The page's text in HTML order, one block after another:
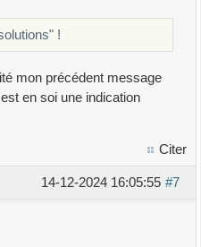
!
mon précédent message
en soi une indication
Citer
#7
14-12-2024 16:05:55